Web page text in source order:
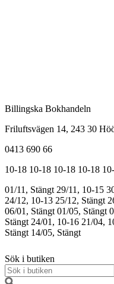
Billingska Bokhandeln
Friluftsvägen 14, 243 30
0413 690 66
10-18 10-18 10-18 10-18
01/11, Stängt 29/11, 10-15
24/12, 10-13 25/12, Stängt
06/01, Stängt 01/05, Stängt
Stängt 24/01, 10-16 21/04,
Stängt 14/05, Stängt
Sök i butiken